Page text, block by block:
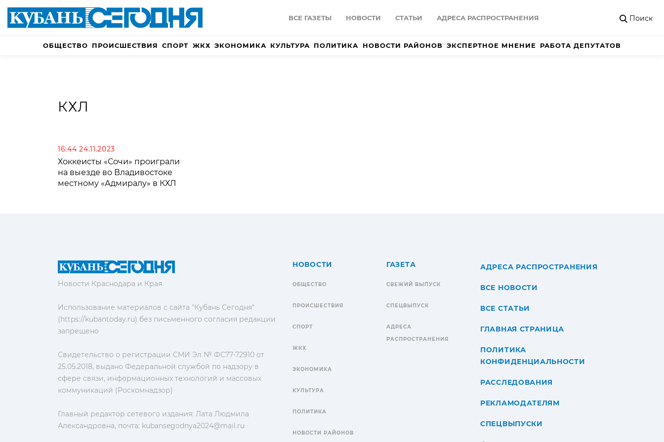
ВСЕ ГАЗЕТЫ НОВОСТИ СТАТЬИ АДРЕСА РАСПРОСТРАНЕНИЯ Поиск
ОБЩЕСТВО ПРОИСШЕСТВИЯ СПОРТ ЖКХ ЭКОНОМИКА КУЛЬТУРА ПОЛИТИКА НОВОСТИ РАЙОНОВ ЭКСПЕРТНОЕ МНЕНИЕ РАБОТА ДЕПУТАТОВ
КХЛ
16:44 24.11.2023
Хоккеисты «Сочи» проиграли
на выезде во Владивостоке
местному «Адмиралу» в КХЛ
Новости Краснодара и Края
Использование материалов с сайта "Кубань Сегодня"
(https://kubantoday.ru) без письменного согласия редакции
запрещено
Свидетельство о регистрации СМИ Эл № ФС77-72910 от
25.05.2018, выдано Федеральной службой по надзору в
сфере связи, информационных технологий и массовых
коммуникаций (Роскомнадзор)
Главный редактор сетевого издания: Лата Людмила
Александровна, почта: kubansegodnya2024@mail.ru
НОВОСТИ
ОБЩЕСТВО
ПРОИСШЕСТВИЯ
СПОРТ
ЖКХ
ЭКОНОМИКА
КУЛЬТУРА
ПОЛИТИКА
НОВОСТИ РАЙОНОВ
ГАЗЕТА
СВЕЖИЙ ВЫПУСК
СПЕЦВЫПУСК
АДРЕСА
РАСПРОСТРАНЕНИЯ
АДРЕСА РАСПРОСТРАНЕНИЯ
ВСЕ НОВОСТИ
ВСЕ СТАТЬИ
ГЛАВНАЯ СТРАНИЦА
ПОЛИТИКА
КОНФИДЕНЦИАЛЬНОСТИ
РАССЛЕДОВАНИЯ
РЕКЛАМОДАТЕЛЯМ
СПЕЦВЫПУСКИ